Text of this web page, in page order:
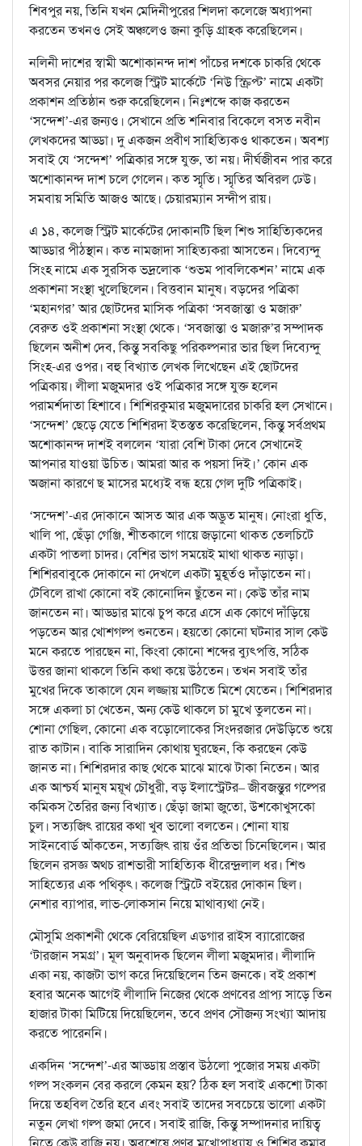
শিবপুর নয়, তিনি যখন মেদিনীপুরের শিলদা কলেজে অধ্যাপনা
করতেন তখনও সেই অঞ্চলেও জনা কুড়ি গ্রাহক করেছিলেন।
নলিনী দাশের স্বামী অশোকানন্দ দাশ পাঁচের দশকে চাকরি থেকে
অবসর নেয়ার পর কলেজ স্ট্রিট মার্কেটে ‘নিউ স্ক্রিপ্ট’ নামে একটা
প্রকাশন প্রতিষ্ঠান শুরু করেছিলেন। নিঃশব্দে কাজ করতেন
‘সন্দেশ’-এর জন্যও। সেখানে প্রতি শনিবার বিকেলে বসত নবীন
লেখকদের আড্ডা। দু একজন প্রবীণ সাহিত্যিকও থাকতেন। অবশ্য
সবাই যে ‘সন্দেশ’ পত্রিকার সঙ্গে যুক্ত, তা নয়। দীর্ঘজীবন পার করে
অশোকানন্দ দাশ চলে গেলেন। কত স্মৃতি। স্মৃতির অবিরল ঢেউ।
সমবায় সমিতি আজও আছে। চেয়ারম্যান সন্দীপ রায়।
এ ১৪, কলেজ স্ট্রিট মার্কেটের দোকানটি ছিল শিশু সাহিত্যিকদের
আড্ডার পীঠস্থান। কত নামজাদা সাহিত্যকরা আসতেন। দিব্যেন্দু
সিংহ নামে এক সুরসিক ভদ্রলোক ‘শুভম পাবলিকেশন’ নামে এক
প্রকাশনা সংস্থা খুলেছিলেন। বিত্তবান মানুষ। বড়দের পত্রিকা
‘মহানগর’ আর ছোটদের মাসিক পত্রিকা ‘সবজান্তা ও মজারু’
বেরুত ওই প্রকাশনা সংস্থা থেকে। ‘সবজান্তা ও মজারু’র সম্পাদক
ছিলেন অনীশ দেব, কিন্তু সবকিছু পরিকল্পনার ভার ছিল দিব্যেন্দু
সিংহ-এর ওপর। বহু বিখ্যাত লেখক লিখেছেন এই ছোটদের
পত্রিকায়। লীলা মজুমদার ওই পত্রিকার সঙ্গে যুক্ত হলেন
পরামর্শদাতা হিশাবে। শিশিরকুমার মজুমদারের চাকরি হল সেখানে।
‘সন্দেশ’ ছেড়ে যেতে শিশিরদা ইতস্তত করেছিলেন, কিন্তু সর্বপ্রথম
অশোকানন্দ দাশই বললেন ‘যারা বেশি টাকা দেবে সেখানেই
আপনার যাওয়া উচিত। আমরা আর ক পয়সা দিই।’ কোন এক
অজানা কারণে ছ মাসের মধ্যেই বন্ধ হয়ে গেল দুটি পত্রিকাই।
‘সন্দেশ’-এর দোকানে আসত আর এক অদ্ভুত মানুষ। নোংরা ধুতি,
খালি পা, ছেঁড়া গেঞ্জি, শীতকালে গায়ে জড়ানো থাকত তেলচিটে
একটা পাতলা চাদর। বেশির ভাগ সময়েই মাথা থাকত ন্যাড়া।
শিশিরবাবুকে দোকানে না দেখলে একটা মুহূর্তও দাঁড়াতেন না।
টেবিলে রাখা কোনো বই কোনোদিন ছুঁতেন না। কেউ তাঁর নাম
জানতেন না। আড্ডার মাঝে চুপ করে এসে এক কোণে দাঁড়িয়ে
পড়তেন আর খোশগল্প শুনতেন। হয়তো কোনো ঘটনার সাল কেউ
মনে করতে পারছেন না, কিংবা কোনো শব্দের ব্যুৎপত্তি, সঠিক
উত্তর জানা থাকলে তিনি কথা কয়ে উঠতেন। তখন সবাই তাঁর
মুখের দিকে তাকালে যেন লজ্জায় মাটিতে মিশে যেতেন। শিশিরদার
সঙ্গে একলা চা খেতেন, অন্য কেউ থাকলে চা মুখে তুলতেন না।
শোনা গেছিল, কোনো এক বড়োলোকের সিংদরজার দেউড়িতে শুয়ে
রাত কাটান। বাকি সারাদিন কোথায় ঘুরছেন, কি করছেন কেউ
জানত না। শিশিরদার কাছ থেকে মাঝে মাঝে টাকা নিতেন। আর
এক আশ্চর্য মানুষ ময়ূখ চৌধুরী, বড় ইলাস্ট্রেটর– জীবজন্তুর গল্পের
কমিকস তৈরির জন্য বিখ্যাত। ছেঁড়া জামা জুতো, উশকোখুসকো
চুল। সত্যজিৎ রায়ের কথা খুব ভালো বলতেন। শোনা যায়
সাইনবোর্ড আঁকতেন, সত্যজিৎ রায় ওঁর প্রতিভা চিনেছিলেন। আর
ছিলেন রসজ্ঞ অথচ রাশভারী সাহিত্যিক ধীরেন্দ্রলাল ধর। শিশু
সাহিত্যের এক পথিকৃৎ। কলেজ স্ট্রিটে বইয়ের দোকান ছিল।
নেশার ব্যাপার, লাভ-লোকসান নিয়ে মাথাব্যথা নেই।
মৌসুমি প্রকাশনী থেকে বেরিয়েছিল এডগার রাইস ব্যারোজের
‘টারজান সমগ্র’। মূল অনুবাদক ছিলেন লীলা মজুমদার। লীলাদি
একা নয়, কাজটা ভাগ করে দিয়েছিলেন তিন জনকে। বই প্রকাশ
হবার অনেক আগেই লীলাদি নিজের থেকে প্রণবের প্রাপ্য সাড়ে তিন
হাজার টাকা মিটিয়ে দিয়েছিলেন, তবে প্রণব সৌজন্য সংখ্যা আদায়
করতে পারেননি।
একদিন ‘সন্দেশ’-এর আড্ডায় প্রস্তাব উঠলো পুজোর সময় একটা
গল্প সংকলন বের করলে কেমন হয়? ঠিক হল সবাই একশো টাকা
দিয়ে তহবিল তৈরি হবে এবং সবাই তাদের সবচেয়ে ভালো একটা
নতুন লেখা গল্প জমা দেবে। সবাই রাজি, কিন্তু সম্পাদনার দায়িত্ব